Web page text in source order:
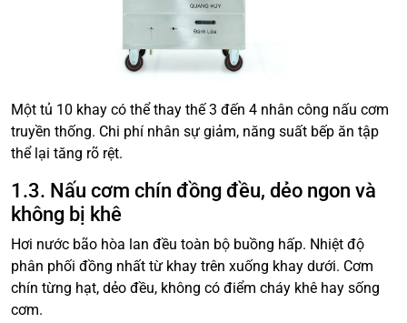
Một tủ 10 khay có thể thay thế 3 đến 4 nhân công nấu cơm
truyền thống. Chi phí nhân sự giảm, năng suất bếp ăn tập
thể lại tăng rõ rệt.
1.3. Nấu cơm chín đồng đều, dẻo ngon và
không bị khê
Hơi nước bão hòa lan đều toàn bộ buồng hấp. Nhiệt độ
phân phối đồng nhất từ khay trên xuống khay dưới. Cơm
chín từng hạt, dẻo đều, không có điểm cháy khê hay sống
cơm.